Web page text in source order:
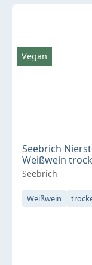
Seebrich
Weißwein
Seebrich
Weißwein
Vegan